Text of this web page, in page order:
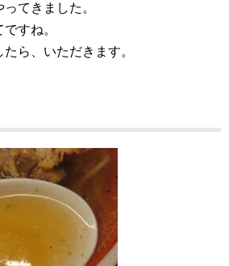
てきました。
すね。
ら、いただきます。